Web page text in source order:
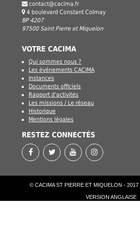
contact@cacima.fr
4 boulevard Constant Colmay
BP 4207
97500 Saint Pierre et Miquelon
VOTRE CACIMA
Qui sommes nous ?
Les événements CACIMA
Instances
Documents officiels
Rapport d'activités
Les missions / Le réseau
Historique
Mentions légales
RESTEZ CONNECTÉS
© CACIMA ST PIERRE ET MIQUELON - 2017 |